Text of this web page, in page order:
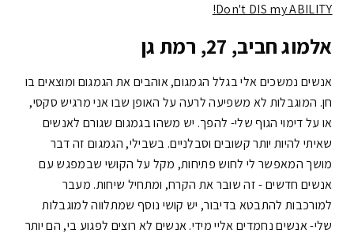
Don't DIS my ABILITY!
אלמוג חביב, 27, רמת גן
אנשים נמשכים אלי בגלל הגמגום, אוהבים את הגמגום ומוצאים בו
חן. המוגבלות לא משפיעה לרעה על האופן שבו אני מרגיש סקסי,
או על דימוי הגוף שלי- להפך. יש משהו בגמגום שגורם לאנשים
שאיתי להיות יותר קשובים וסבלניים. בשבילי, הגמגום זה דבר
מושך המאפשר לי לחוש פתיחות, מקל על הקושי שבמפגש עם
אנשים חדשים - זה שובר את הקרח, ומתחיל שיחות. מעבר
למורכבות להתבטא בדיבור, יש קושי נוסף שמתלווה למוגבלות
שלי- אנשים נחמדים אליי מידי. אנשים לא רוצים לפגוע בי, הם יותר